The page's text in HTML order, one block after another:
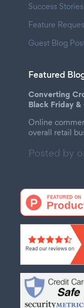
Success Stories
Feature
Guest Blog
Featured
Converting
Black Friday
Online
overall retail
Posted by